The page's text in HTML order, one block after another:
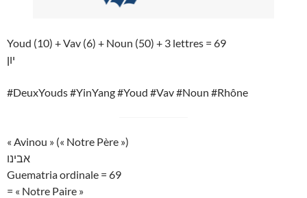
Youd (10) + Vav (6) + Noun (50) + 3 lettres = 69
יון
#DeuxYouds #YinYang #Youd #Vav #Noun #Rhône
« Avinou » (« Notre Père »)
אבינו
Guematria ordinale = 69
= « Notre Paire »